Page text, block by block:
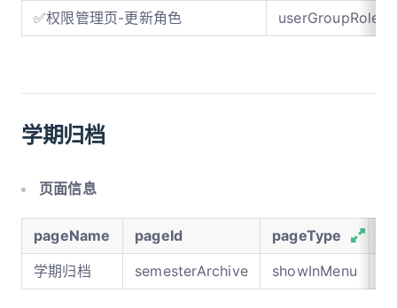
✅权限管理页-更新角色
userGroupRole
学期归档
页面信息
pageName pageId pageType
学期归档
semesterArchive showInMenu